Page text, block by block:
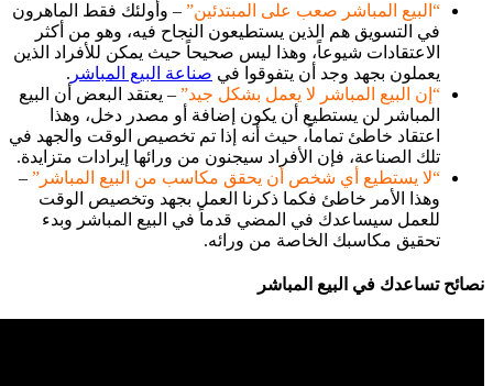
“البيع المباشر صعب على المبتدئين” – وأولئك فقط الماهرون
في التسويق هم الذين يستطيعون النجاح فيه، وهو من أكثر
الاعتقادات شيوعاً، وهذا ليس صحيحاً حيث يمكن للأفراد الذين
يعملون بجهد وجد أن يتفوقوا في صناعة البيع المباشر .
“إن البيع المباشر لا يعمل بشكل جيد” – يعتقد البعض أن البيع
المباشر لن يستطيع أن يكون إضافة أو مصدر دخل، وهذا
اعتقاد خاطئ تماماً، حيث أنه إذا تم تخصيص الوقت والجهد في
تلك الصناعة، فإن الأفراد سيجنون من ورائها إيرادات متزايدة.
“لا يستطيع أي شخص أن يحقق مكاسب من البيع المباشر” –
وهذا الأمر خاطئ فكما ذكرنا العمل بجهد وتخصيص الوقت
للعمل سيساعدك في المضي قدماً في البيع المباشر وبدء
تحقيق مكاسبك الخاصة من ورائه.
نصائح تساعدك في البيع المباشر